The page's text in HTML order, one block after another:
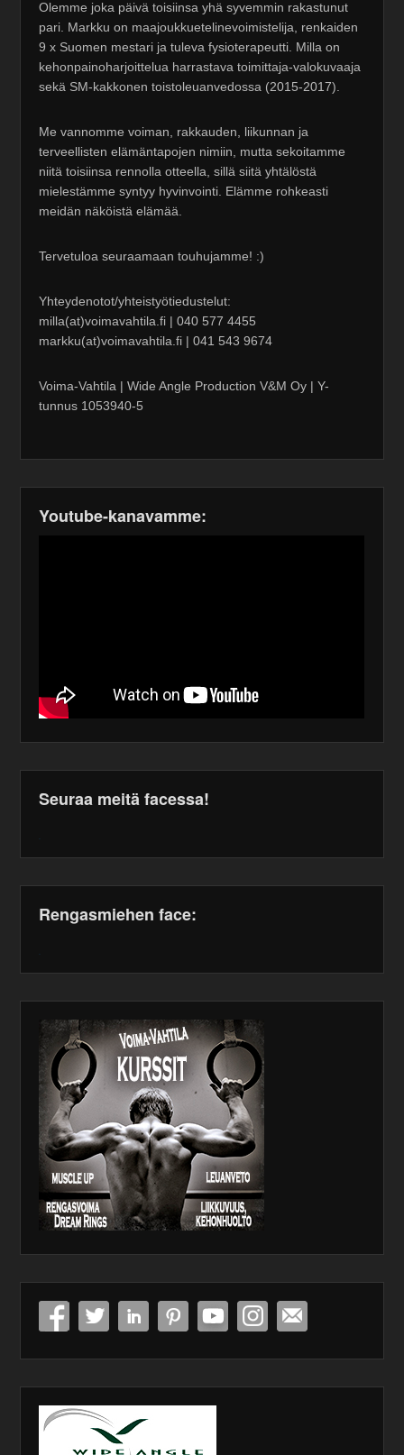
Olemme joka päivä toisiinsa yhä syvemmin rakastunut
pari. Markku on maajoukkuetelinevoimistelija, renkaiden
9 x Suomen mestari ja tuleva fysioterapeutti. Milla on
kehonpainoharjoittelua harrastava toimittaja-valokuvaaja
sekä SM-kakkonen toistoleuanvedossa (2015-2017).
Me vannomme voiman, rakkauden, liikunnan ja
terveellisten elämäntapojen nimiin, mutta sekoitamme
niitä toisiinsa rennolla otteella, sillä siitä yhtälöstä
mielestämme syntyy hyvinvointi. Elämme rohkeasti
meidän näköistä elämää.
Tervetuloa seuraamaan touhujamme! :)
Yhteydenotot/yhteistyötiedustelut:
milla(at)voimavahtila.fi | 040 577 4455
markku(at)voimavahtila.fi | 041 543 9674
Voima-Vahtila | Wide Angle Production V&M Oy | Y-
tunnus 1053940-5
Youtube-kanavamme:
Seuraa meitä facessa!
Rengasmiehen face: